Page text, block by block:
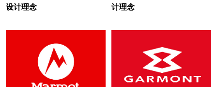
内衣logo设计 男装logo设计
农村合作银行logo设计
农业科学院logo设计
设计理念
计理念